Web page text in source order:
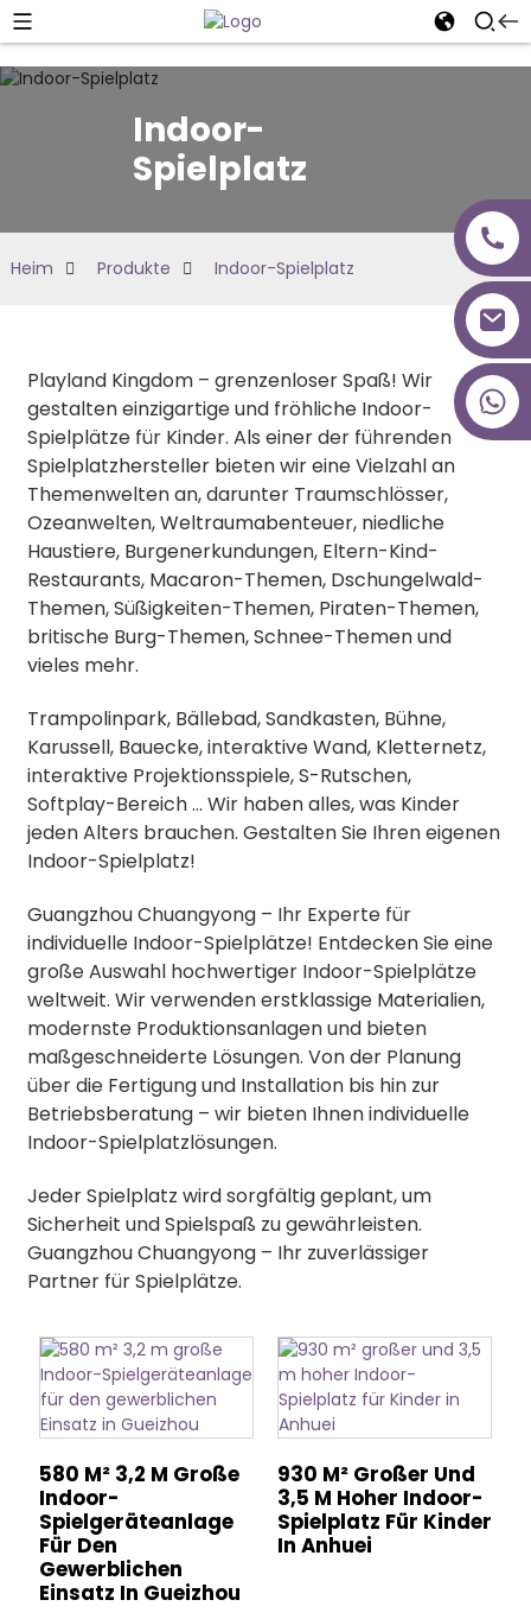
+86 18027277639
Indoor-
Spielplatz
Heim Produkte Indoor-Spielplatz
Playland Kingdom – grenzenloser Spaß! Wir
gestalten einzigartige und fröhliche Indoor-
Spielplätze für Kinder. Als einer der führenden
Spielplatzhersteller bieten wir eine Vielzahl an
Themenwelten an, darunter Traumschlösser,
Ozeanwelten, Weltraumabenteuer, niedliche
Haustiere, Burgenerkundungen, Eltern-Kind-
Restaurants, Macaron-Themen, Dschungelwald-
Themen, Süßigkeiten-Themen, Piraten-Themen,
britische Burg-Themen, Schnee-Themen und
vieles mehr.
Trampolinpark, Bällebad, Sandkasten, Bühne,
Karussell, Bauecke, interaktive Wand, Kletternetz,
interaktive Projektionsspiele, S-Rutschen,
Softplay-Bereich … Wir haben alles, was Kinder
jeden Alters brauchen. Gestalten Sie Ihren eigenen
Indoor-Spielplatz!
Guangzhou Chuangyong – Ihr Experte für
individuelle Indoor-Spielplätze! Entdecken Sie eine
große Auswahl hochwertiger Indoor-Spielplätze
weltweit. Wir verwenden erstklassige Materialien,
modernste Produktionsanlagen und bieten
maßgeschneiderte Lösungen. Von der Planung
über die Fertigung und Installation bis hin zur
Betriebsberatung – wir bieten Ihnen individuelle
Indoor-Spielplatzlösungen.
Jeder Spielplatz wird sorgfältig geplant, um
Sicherheit und Spielspaß zu gewährleisten.
Guangzhou Chuangyong – Ihr zuverlässiger
Partner für Spielplätze.
580 M² 3,2 M Große
Indoor-
Spielgeräteanlage
Für Den
Gewerblichen
Einsatz In Gueizhou
930 M² Großer Und
3,5 M Hoher Indoor-
Spielplatz Für Kinder
In Anhuei